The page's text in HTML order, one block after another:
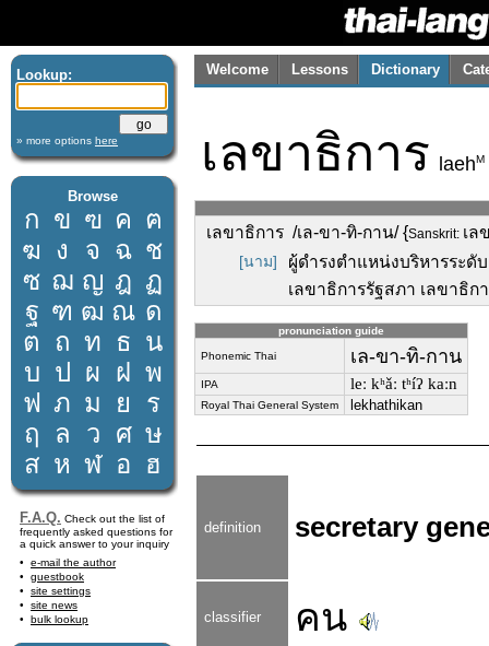
Lookup:
» more options here
Browse
ก ข ฃ ค ฅ
ฆ ง จ ฉ ช
ซ ฌ ญ ฎ ฏ
ฐ ฑ ฒ ณ ด
ต ถ ท ธ น
บ ป ผ ฝ พ
ฟ ภ ม ย
ร
ฤ
ล ว ศ ษ
ส ห ฬ อ ฮ
F.A.Q. Check out the list of
frequently asked questions for
a quick answer to your inquiry
e-mail the author
guestbook
site settings
site news
bulk lookup
Welcome Lessons Dictionary
เลขาธิการ laehM
เลขาธิการ /เล-ขา-ทิ-กาน/ {Sanskrit: เล
[นาม]
ผู้ดำรงตำแหน่งบริหารระ
เลขาธิการรัฐสภา เลขาธิก
pronunciation guide
Phonemic Thai เล-ขา-ทิ-กาน
IPA leː kʰǎː tʰíʔ kaːn
Royal Thai General System lekhathikan
definition secretary
classifier คน